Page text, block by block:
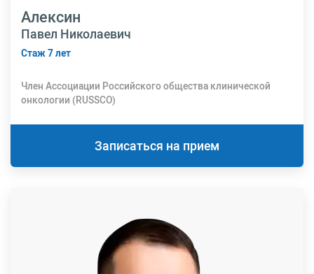
Алексин
Павел Николаевич
Стаж 7 лет
Член Ассоциации Российского общества клинической
онкологии (RUSSCO)
Записаться на прием